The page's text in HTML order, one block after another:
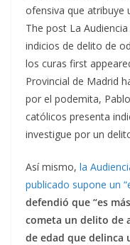
ofensiva que atribuye
The post La
indicios de delito de
los curas first
Provincial de Madrid
por el podemita,
católicos presenta
investigue por un
Así mismo, la
publicado supone un
defendió que “es
cometa un delito de
de edad que delinca